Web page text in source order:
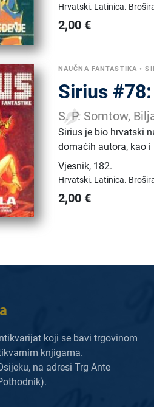
Hrvatski. Latinica.
2,00 €
NAUČNA FANTASTIKA •
Sirius
S. P. Somtow,
Sirius je bio hrvatski
domaćih autora, kao i
Vjesnik, 182.
Hrvatski. Latinica.
2,00 €
koji se bavi trgovinom
knjigama.
na adresi Trg Ante